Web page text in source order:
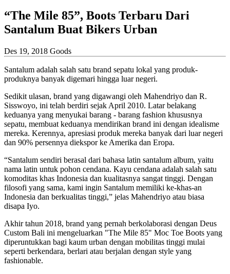
“The Mile 85”, Boots Terbaru Dari
Santalum Buat Bikers Urban
Des 19, 2018 Goods
Santalum adalah salah satu brand sepatu lokal yang produk-
produknya banyak digemari hingga luar negeri.
Sedikit ulasan, brand yang digawangi oleh Mahendriyo dan R.
Sisswoyo, ini telah berdiri sejak April 2010. Latar belakang
keduanya yang menyukai barang - barang fashion khususnya
sepatu, membuat keduanya mendirikan brand ini dengan idealisme
mereka. Kerennya, apresiasi produk mereka banyak dari luar negeri
dan 90% persennya diekspor ke Amerika dan Eropa.
“Santalum sendiri berasal dari bahasa latin santalum album, yaitu
nama latin untuk pohon cendana. Kayu cendana adalah salah satu
komoditas khas Indonesia dan kualitasnya sangat tinggi. Dengan
filosofi yang sama, kami ingin Santalum memiliki ke-khas-an
Indonesia dan berkualitas tinggi,” jelas Mahendriyo atau biasa
disapa Iyo.
Akhir tahun 2018, brand yang pernah berkolaborasi dengan Deus
Custom Bali ini mengeluarkan "The Mile 85" Moc Toe Boots yang
diperuntukkan bagi kaum urban dengan mobilitas tinggi mulai
seperti berkendara, berlari atau berjalan dengan style yang
fashionable.